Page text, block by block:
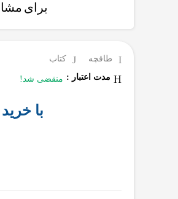
برای
طاقچه
کتاب
مدت اعتبار : منقضی شد!
با